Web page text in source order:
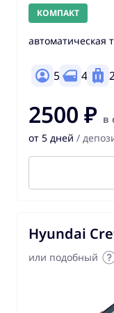
КОМПАКТ
автоматическая
5 4 2
2500 ₽ в
от 5 дней /
Hyundai
или подобный